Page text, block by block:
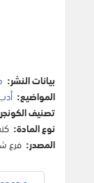
بيانات النشر:
المواضيع:
تصنيف
نوع المادة:
المصدر: فرع